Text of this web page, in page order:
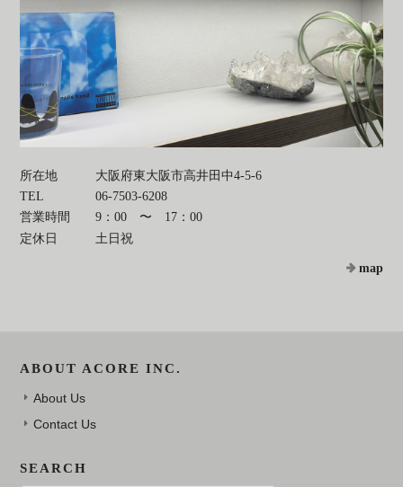
所在地
大阪府東大阪市高井田中4-5-6
TEL
06-7503-6208
営業時間
9：00 〜 17：00
定休日
土日祝
map
ABOUT ACORE INC.
About Us
Contact Us
SEARCH